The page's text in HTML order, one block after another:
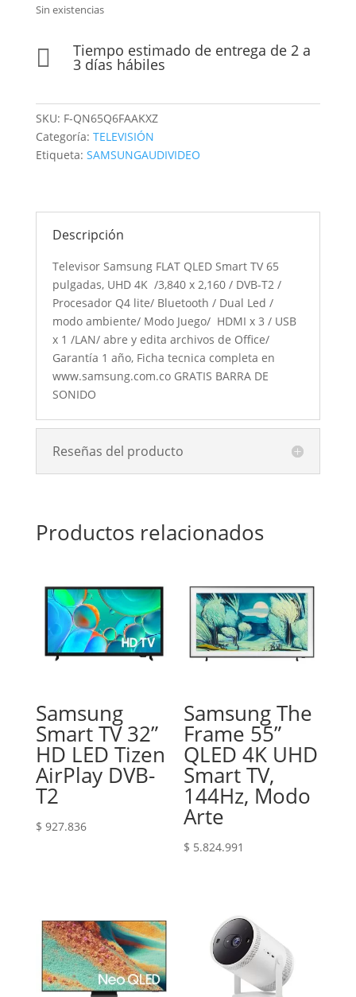
Sin existencias
 Tiempo estimado de entrega de 2 a
3 días hábiles
SKU: F-QN65Q6FAAKXZ
Categoría: TELEVISIÓN
Etiqueta: SAMSUNGAUDIVIDEO
Descripción
Televisor Samsung FLAT QLED Smart TV 65
pulgadas, UHD 4K /3,840 x 2,160 / DVB-T2 /
Procesador Q4 lite/ Bluetooth / Dual Led /
modo ambiente/ Modo Juego/ HDMI x 3 / USB
x 1 /LAN/ abre y edita archivos de Office/
Garantía 1 año, Ficha tecnica completa en
www.samsung.com.co GRATIS BARRA DE
SONIDO
Reseñas del producto
Productos relacionados
Samsung
Smart TV 32”
HD LED Tizen
AirPlay DVB-
T2
$ 927.836
Samsung The
Frame 55”
QLED 4K UHD
Smart TV,
144Hz, Modo
Arte
$ 5.824.991